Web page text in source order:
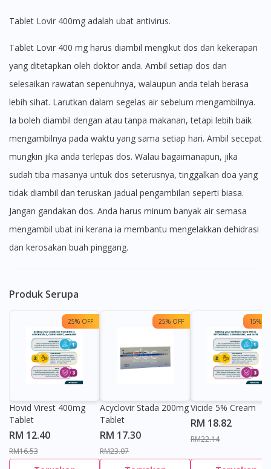
Tablet Lovir 400mg adalah ubat antivirus.
Tablet Lovir 400 mg harus diambil mengikut dos dan kekerapan
yang ditetapkan oleh doktor anda. Ambil setiap dos dan
selesaikan rawatan sepenuhnya, walaupun anda telah berasa
lebih sihat. Larutkan dalam segelas air sebelum mengambilnya.
Ia boleh diambil dengan atau tanpa makanan, tetapi lebih baik
mengambilnya pada waktu yang sama setiap hari. Ambil secepat
mungkin jika anda terlepas dos. Walau bagaimanapun, jika
sudah tiba masanya untuk dos seterusnya, tinggalkan doa yang
tidak diambil dan teruskan jadual pengambilan seperti biasa.
Jangan gandakan dos. Anda harus minum banyak air semasa
mengambil ubat ini kerana ia membantu mengelakkan dehidrasi
dan kerosakan buah pinggang.
Produk Serupa
25% OFF
Hovid Virest 400mg
Tablet
RM 12.40
RM16.53
25% OFF
Acyclovir Stada 200mg
Tablet
RM 17.30
RM23.07
15%
Vicide 5% Cream
RM 18.82
RM22.14